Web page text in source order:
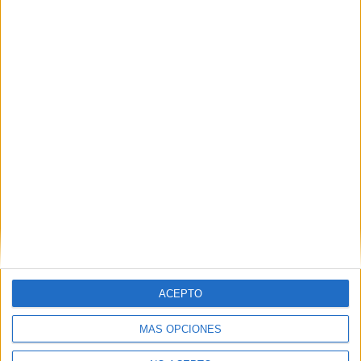
MÁS OPCIONES
ACEPTO